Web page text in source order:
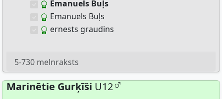
Emanuels Buļs
Emanuels Buļs
ernests graudins
5-730 melnraksts
Marinētie Gurķīši U12